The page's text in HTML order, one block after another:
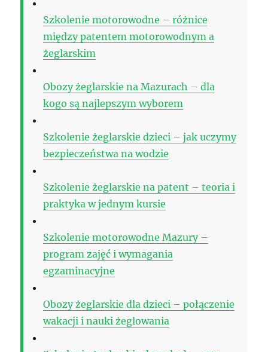
Szkolenie motorowodne – różnice
między patentem motorowodnym a
żeglarskim
Obozy żeglarskie na Mazurach – dla
kogo są najlepszym wyborem
Szkolenie żeglarskie dzieci – jak uczymy
bezpieczeństwa na wodzie
Szkolenie żeglarskie na patent – teoria i
praktyka w jednym kursie
Szkolenie motorowodne Mazury –
program zajęć i wymagania
egzaminacyjne
Obozy żeglarskie dla dzieci – połączenie
wakacji i nauki żeglowania